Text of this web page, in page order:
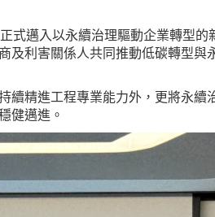
邁入以永續治理驅動企業轉型
及利害關係人共同推動低碳轉型與
精進工程專業能力外，更將永續
健邁進。